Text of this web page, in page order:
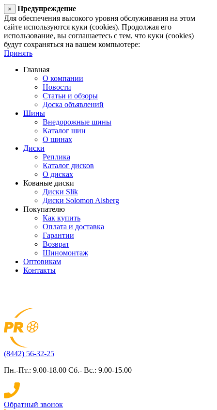
×
Предупреждение
Для обеспечения высокого уровня обслуживания на этом
сайте используются куки (cookies). Продолжая его
использование, вы соглашаетесь с тем, что куки (cookies)
будут сохраняться на вашем компьютере:
Принять
Главная
О компании
Новости
Статьи и обзоры
Доска объявлений
Шины
Внедорожные шины
Каталог шин
О шинах
Диски
Реплика
Каталог дисков
О дисках
Кованые диски
Диски Slik
Диски Solomon Alsberg
Покупателю
Как купить
Оплата и доставка
Гарантии
Возврат
Шиномонтаж
Оптовикам
Контакты
(8442) 56-32-25
Пн.-Пт.: 9.00-18.00 Сб.- Вс.: 9.00-15.00
Обратный звонок